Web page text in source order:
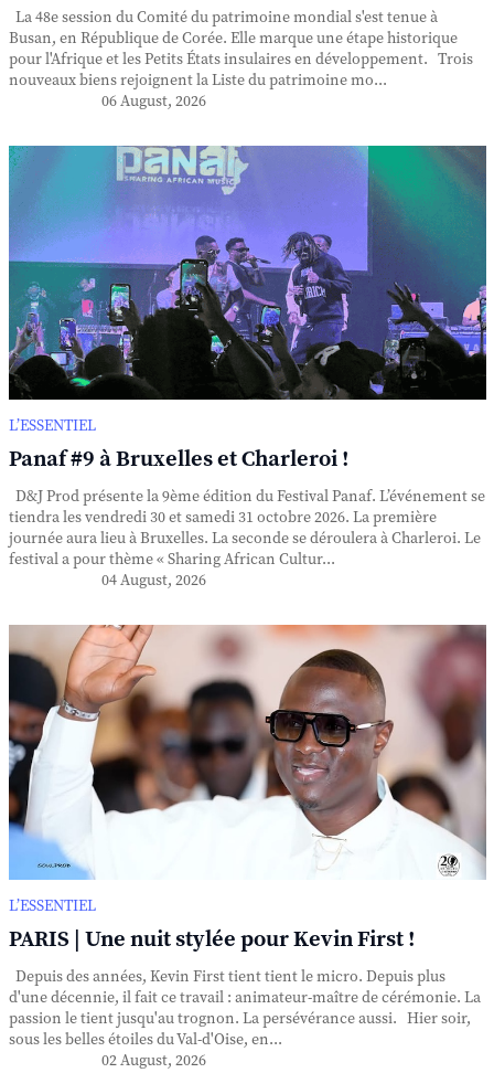
La 48e session du Comité du patrimoine mondial s'est tenue à
Busan, en République de Corée. Elle marque une étape historique
pour l'Afrique et les Petits États insulaires en développement. Trois
nouveaux biens rejoignent la Liste du patrimoine mo...
06 August, 2026
L’ESSENTIEL
Panaf #9 à Bruxelles et Charleroi !
D&J Prod présente la 9ème édition du Festival Panaf. L’événement se
tiendra les vendredi 30 et samedi 31 octobre 2026. La première
journée aura lieu à Bruxelles. La seconde se déroulera à Charleroi. Le
festival a pour thème « Sharing African Cultur...
04 August, 2026
L’ESSENTIEL
PARIS | Une nuit stylée pour Kevin First !
Depuis des années, Kevin First tient tient le micro. Depuis plus
d'une décennie, il fait ce travail : animateur-maître de cérémonie. La
passion le tient jusqu'au trognon. La persévérance aussi. Hier soir,
sous les belles étoiles du Val-d'Oise, en...
02 August, 2026